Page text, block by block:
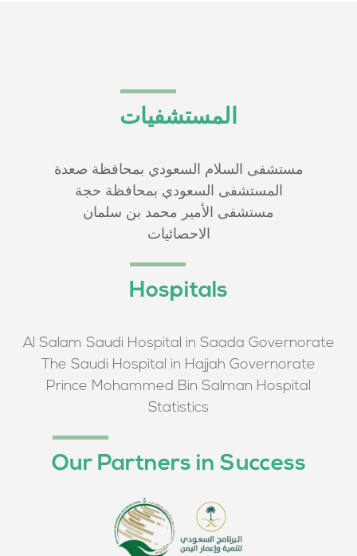
المستشفيات
مستشفى السلام السعودي بمحافظة صعدة
المستشفى السعودي بمحافظة حجة
مستشفى الأمير محمد بن سلمان
الاحصائيات
Hospitals
Al Salam Saudi Hospital in Saada Governorate
The Saudi Hospital in Hajjah Governorate
Prince Mohammed Bin Salman Hospital
Statistics
Our Partners in Success